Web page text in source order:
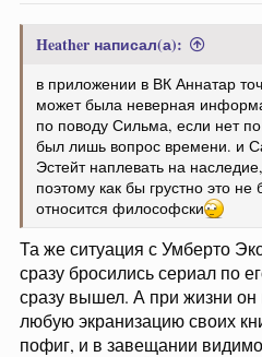
Heather написал(а):
в приложении в ВК Аннатар
может была неверная
по поводу Сильма, если нет
был лишь вопрос времени. и
Эстейт наплевать на
поэтому как бы грустно это
относится философски
Та же ситуация с Умберто
сразу бросились сериал по
сразу вышел. А при жизни он
любую экранизацию своих
пофиг, и в завещании